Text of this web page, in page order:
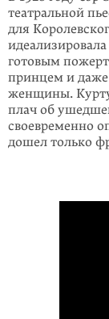
театральной
для
готовым
принцем и
женщины.
плач об
своевременно
дошел только